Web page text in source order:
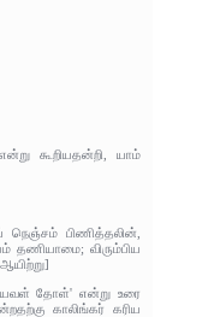
கூறியதன்றி, யாம்
நெஞ்சம் பிணித்தலின்,
தணியாமை; விரும்பிய
தோள்' என்று உரை
காலிங்கர் கரிய